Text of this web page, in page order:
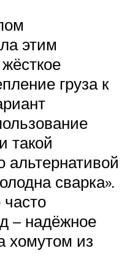
этим
груза к
такой
альтернативой
сварка».
– надёжное
хомутом из